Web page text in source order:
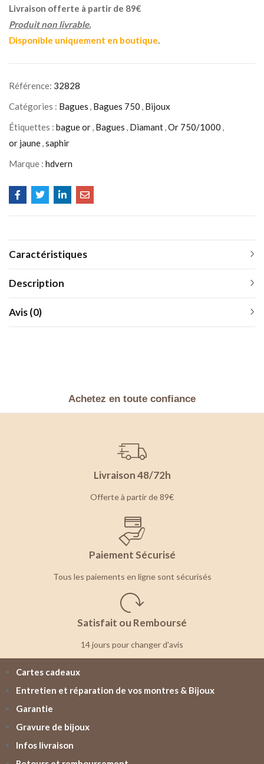
Livraison offerte à partir de 89€
Produit non livrable.
Disponible uniquement en boutique.
Référence: 32828
Catégories : Bagues , Bagues 750 , Bijoux
Étiquettes : bague or, Bagues , Diamant,Or 750/1000 ,
or jaune,saphir
Marque : hdvern
Caractéristiques
Description
Avis (0)
Achetez en toute confiance
Livraison 48/72h
Offerte à partir de 89€
Paiement Sécurisé
Tous les paiements en ligne sont sécurisés
Satisfait ou Remboursé
14 jours pour changer d'avis
Cartes cadeaux
Entretien et réparation de vos montres & Bijoux
Garantie
Gravure de bijoux
Infos livraison